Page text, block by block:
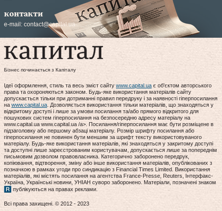
контакти
e-mail: contact@capital.ua
Бізнес починається з Капіталу
Ідеї оформлення, стиль та весь зміст сайту www.capital.ua є об'єктом авторського
права та охороняються законом. Будь-яке використання матеріалів сайту
допускається тільки при дотриманні правил передруку і за наявності гіперпосилання
на www.capital.ua . Дозволяється використання тільки матеріалів, що знаходяться у
відкритому доступі і лише за умови посилання та/або прямого відкритого для
пошукових систем гіперпосилання на безпосередню адресу матеріалу на
www.capital.ua www.capital.ua /a>. Посилання/гіперпосилання має бути розміщене в
підзаголовку або першому абзаці матеріалу. Розмір шрифту посилання або
гіперпосилання не повинен бути меншим за шрифт тексту використовуваного
матеріалу. Будь-яке використання матеріалів, які знаходяться у закритому доступі
та доступні лише зареєстрованим користувачам, допускається лише за попереднім
письмовим дозволом правовласника. Категорично заборонено передрук,
копіювання, відтворення, зміну або інше використання матеріалів, опублікованих з
позначкою в рамках угоди про синдикацію з Financial Times Limited. Використання
матеріалів, які містять посилання на агентства France-Presse, Reuters, Інтерфакс-
Україна, Українські новини, УНІАН суворо заборонено. Матеріали, позначені знаком
публікуються на правах реклами.
Всі права захищені. © 2012 - 2023